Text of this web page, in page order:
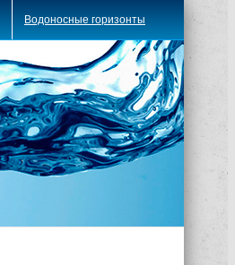
Водоносные горизонты